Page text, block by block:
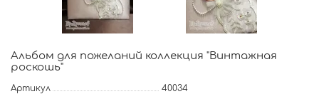
Альбом для пожеланий коллекция "Винтажная
роскошь"
Артикул
40034